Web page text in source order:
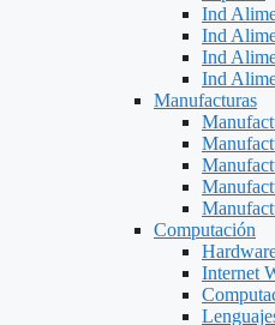
Ind
Ind
Ind
Ind
Manufacturas
Computación
Internet